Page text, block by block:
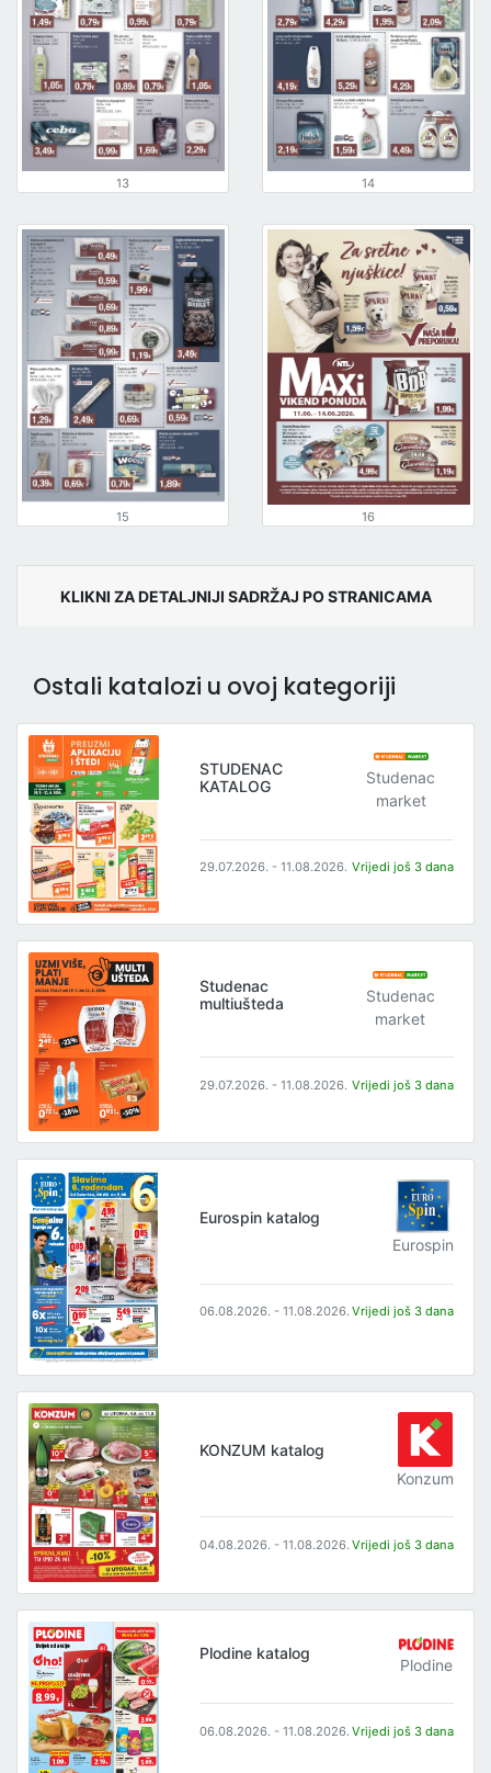
13 14
15 16
KLIKNI ZA DETALJNIJI SADRŽAJ PO STRANICAMA
Ostali katalozi u ovoj kategoriji
STUDENAC
KATALOG
Studenac
market
29.07.2026. - 11.08.2026. Vrijedi još 3 dana
Studenac
multiušteda
Studenac
market
29.07.2026. - 11.08.2026. Vrijedi još 3 dana
Eurospin katalog
Eurospin
06.08.2026. - 11.08.2026. Vrijedi još 3 dana
KONZUM katalog
Konzum
04.08.2026. - 11.08.2026. Vrijedi još 3 dana
Plodine katalog
Plodine
06.08.2026. - 11.08.2026. Vrijedi još 3 dana